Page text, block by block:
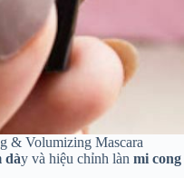
& Volumizing Mascara
dày và hiệu chỉnh làn mi cong